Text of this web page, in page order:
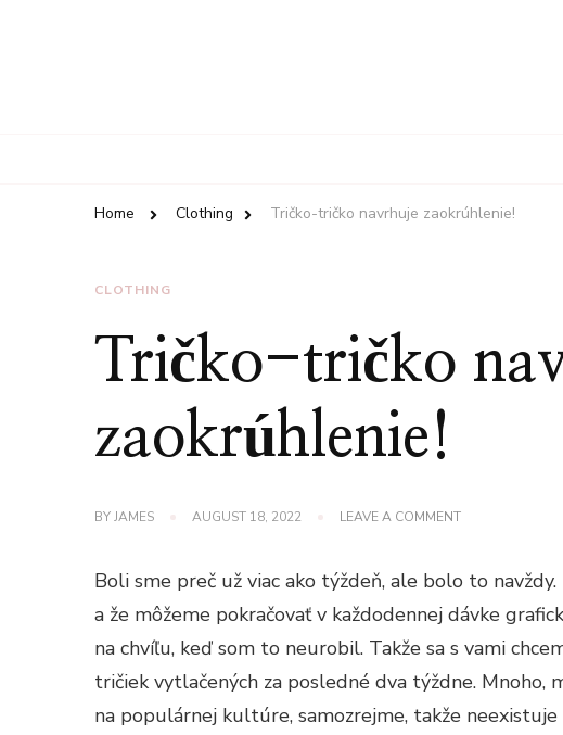
Home Clothing Tričko-tričko navrhuje zaokrúhlenie!
CLOTHING
Tričko-tričko
zaokrúhlenie!
BYJAMES AUGUST 18, 2022 LEAVE A COMMENTON
NAVRHUJE
ZAOKRÚHLENIE!
Boli sme preč už viac ako týždeň, ale bolo to
a že môžeme pokračovať v každodennej dávke
na chvíľu, keď som to neurobil. Takže sa s vami
tričiek vytlačených za posledné dva týždne. Mnoho,
na populárnej kultúre, samozrejme, takže